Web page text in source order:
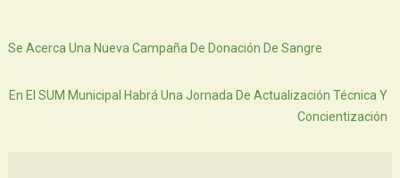
Se Acerca Una Nueva Campaña De Donación De Sangre
En El SUM Municipal Habrá Una Jornada De Actualización Técnica Y
Concientización